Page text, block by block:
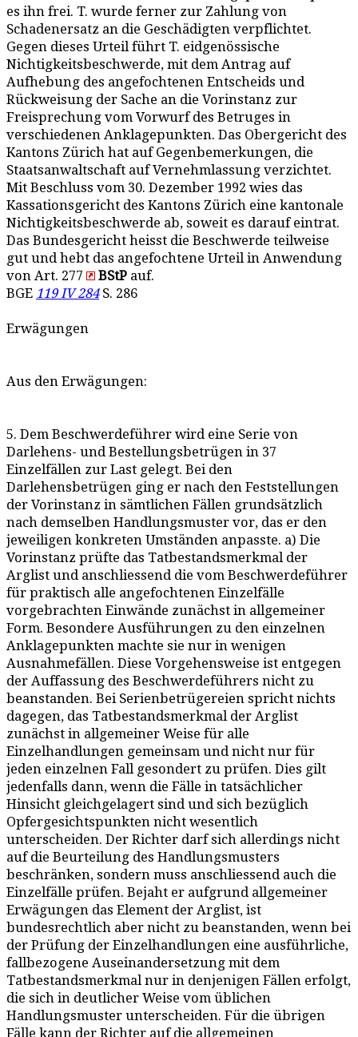
es ihn frei. T. wurde ferner zur Zahlung von
Schadenersatz an die Geschädigten verpflichtet.
Gegen dieses Urteil führt T. eidgenössische
Nichtigkeitsbeschwerde, mit dem Antrag auf
Aufhebung des angefochtenen Entscheids und
Rückweisung der Sache an die Vorinstanz zur
Freisprechung vom Vorwurf des Betruges in
verschiedenen Anklagepunkten. Das Obergericht des
Kantons Zürich hat auf Gegenbemerkungen, die
Staatsanwaltschaft auf Vernehmlassung verzichtet.
Mit Beschluss vom 30. Dezember 1992 wies das
Kassationsgericht des Kantons Zürich eine kantonale
Nichtigkeitsbeschwerde ab, soweit es darauf eintrat.
Das Bundesgericht heisst die Beschwerde teilweise
gut und hebt das angefochtene Urteil in Anwendung
von Art. 277
BStP auf.
BGE 119 IV 284S. 286
Erwägungen
Aus den Erwägungen:
5. Dem Beschwerdeführer wird eine Serie von
Darlehens- und Bestellungsbetrügen in 37
Einzelfällen zur Last gelegt. Bei den
Darlehensbetrügen ging er nach den Feststellungen
der Vorinstanz in sämtlichen Fällen grundsätzlich
nach demselben Handlungsmuster vor, das er den
jeweiligen konkreten Umständen anpasste. a) Die
Vorinstanz prüfte das Tatbestandsmerkmal der
Arglist und anschliessend die vom Beschwerdeführer
für praktisch alle angefochtenen Einzelfälle
vorgebrachten Einwände zunächst in allgemeiner
Form. Besondere Ausführungen zu den einzelnen
Anklagepunkten machte sie nur in wenigen
Ausnahmefällen. Diese Vorgehensweise ist entgegen
der Auffassung des Beschwerdeführers nicht zu
beanstanden. Bei Serienbetrügereien spricht nichts
dagegen, das Tatbestandsmerkmal der Arglist
zunächst in allgemeiner Weise für alle
Einzelhandlungen gemeinsam und nicht nur für
jeden einzelnen Fall gesondert zu prüfen. Dies gilt
jedenfalls dann, wenn die Fälle in tatsächlicher
Hinsicht gleichgelagert sind und sich bezüglich
Opfergesichtspunkten nicht wesentlich
unterscheiden. Der Richter darf sich allerdings nicht
auf die Beurteilung des Handlungsmusters
beschränken, sondern muss anschliessend auch die
Einzelfälle prüfen. Bejaht er aufgrund allgemeiner
Erwägungen das Element der Arglist, ist
bundesrechtlich aber nicht zu beanstanden, wenn bei
der Prüfung der Einzelhandlungen eine ausführliche,
fallbezogene Auseinandersetzung mit dem
Tatbestandsmerkmal nur in denjenigen Fällen erfolgt,
die sich in deutlicher Weise vom üblichen
Handlungsmuster unterscheiden. Für die übrigen
Fälle kann der Richter auf die allgemeinen